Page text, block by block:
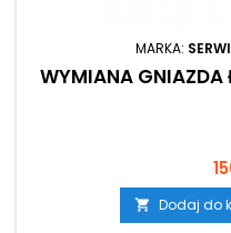
MARKA:
WYMIANA GNIAZDA
 Dodaj do